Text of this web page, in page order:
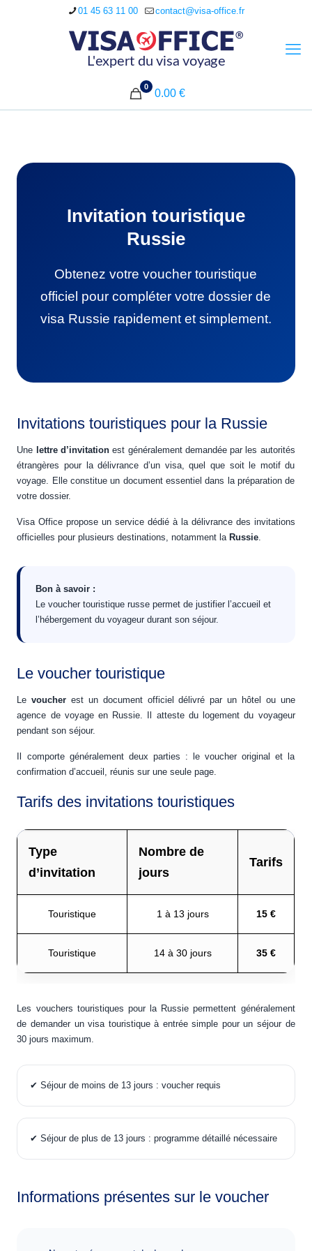
01 45 63 11 00 contact@visa-office.fr
0
0.00 €
Invitation touristique
Russie
Obtenez votre voucher touristique
officiel pour compléter votre dossier de
visa Russie rapidement et simplement.
Invitations touristiques pour la Russie
Une lettre d’invitation est généralement demandée par les autorités
étrangères pour la délivrance d’un visa, quel que soit le motif du
voyage. Elle constitue un document essentiel dans la préparation de
votre dossier.
Visa Office propose un service dédié à la délivrance des invitations
officielles pour plusieurs destinations, notamment la Russie.
Bon à savoir :
Le voucher touristique russe permet de justifier l’accueil et
l’hébergement du voyageur durant son séjour.
Le voucher touristique
Levoucher est un document officiel délivré par un hôtel ou une
agence de voyage en Russie. Il atteste du logement du voyageur
pendant son séjour.
Il comporte généralement deux parties : le voucher original et la
confirmation d’accueil, réunis sur une seule page.
Tarifs des invitations touristiques
Type
d’invitation
Nombre de
jours
Tarifs
Touristique 1 à 13 jours 15 €
Touristique 14 à 30 jours 35 €
Les vouchers touristiques pour la Russie permettent généralement
de demander un visa touristique à entrée simple pour un séjour de
30 jours maximum.
✔ Séjour de moins de 13 jours : voucher requis
✔ Séjour de plus de 13 jours : programme détaillé nécessaire
Informations présentes sur le voucher